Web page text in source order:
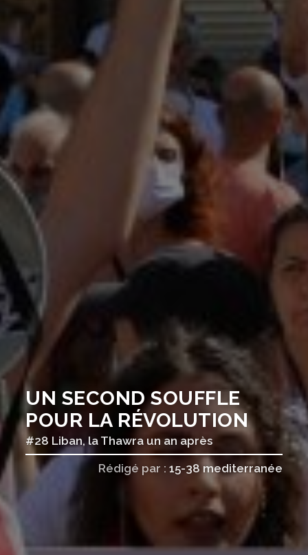
UN SECOND SOUFFLE
POUR LA RÉVOLUTION
#28 Liban, la Thawra un an après
Rédigé par : 15-38 mediterranée